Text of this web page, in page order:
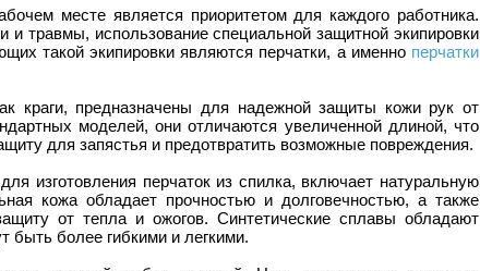
месте является приоритетом для каждого работника.
и травмы, использование специальной защитной экипировки
такой экипировки являются перчатки, а именно перчатки
краги, предназначены для надежной защиты кожи рук от
моделей, они отличаются увеличенной длиной, что
для запястья и предотвратить возможные повреждения.
изготовления перчаток из спилка, включает натуральную
кожа обладает прочностью и долговечностью, а также
от тепла и ожогов. Синтетические сплавы обладают
быть более гибкими и легкими.